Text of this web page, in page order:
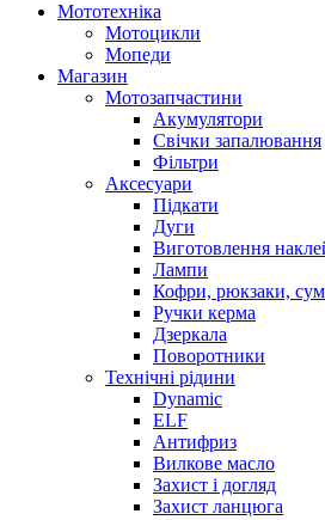
Мототехніка
Мотоцикли
Мопеди
Магазин
Мотозапчастини
Акумулятори
Свічки запалювання
Фільтри
Аксесуари
Підкати
Дуги
Виготовлення
Лампи
Кофри, рюкзаки,
Ручки керма
Дзеркала
Поворотники
Технічні рідини
Dynamic
ELF
Антифриз
Вилкове масло
Захист і догляд
Захист ланцюга